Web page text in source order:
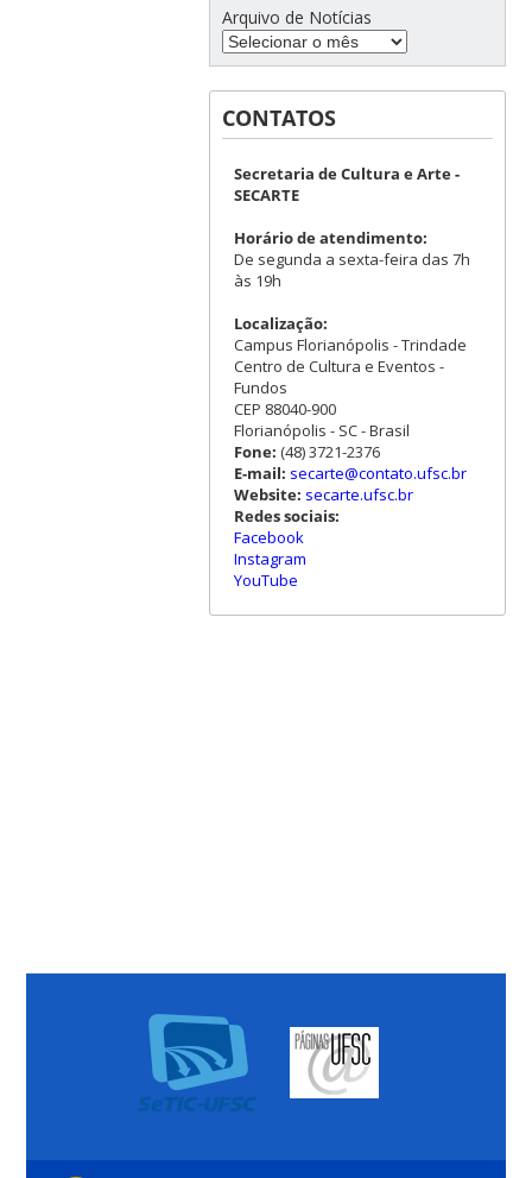
Arquivo de Notícias
CONTATOS
Secretaria de Cultura e Arte -
SECARTE
Horário de atendimento:
De segunda a sexta-feira das 7h
às 19h
Localização:
Campus Florianópolis - Trindade
Centro de Cultura e Eventos -
Fundos
CEP 88040-900
Florianópolis - SC - Brasil
Fone: (48) 3721-2376
E-mail: secarte@contato.ufsc.br
Website: secarte.ufsc.br
Redes sociais:
Facebook
Instagram
YouTube